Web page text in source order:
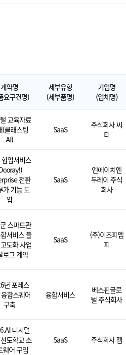
계약명
요구건명)
세부유형
(세부품명)
기업명
(업체명)
교육자료
(클래스팅
AI)
SaaS
주식회사 씨
티
업서비스
전환
가 기능 도
입
SaaS
엔에이치엔
두레이 주식
회사
스마트관
서비스 플
도화 사업
로그 계약
SaaS
(주)이즈피엠
피
년 포레스
합스퀘어
구축
융합서비스
베스핀글로
벌 주식회사
디지털
도학교 소
웨어 구입
SaaS 주식회사 젭